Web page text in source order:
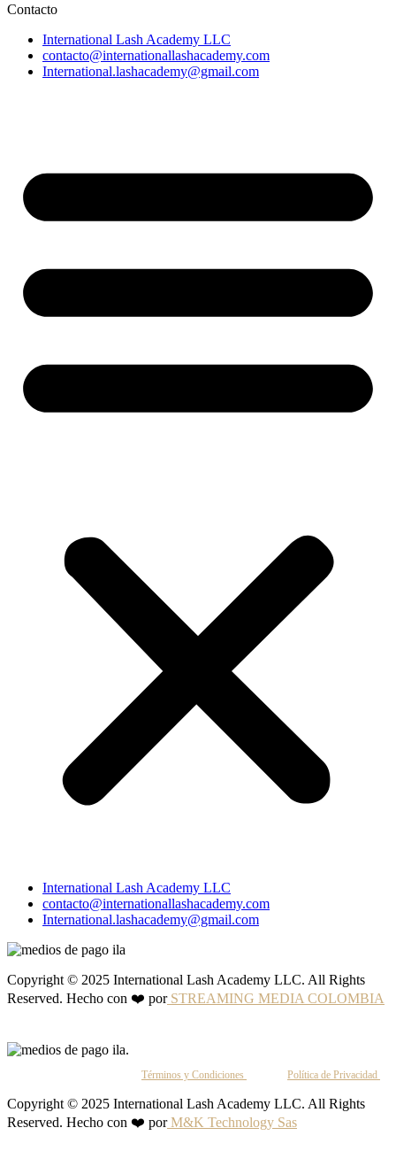
Contacto
International Lash Academy LLC
contacto@internationallashacademy.com
International.lashacademy@gmail.com
International Lash Academy LLC
contacto@internationallashacademy.com
International.lashacademy@gmail.com
Copyright © 2025 International Lash Academy LLC. All Rights
Reserved. Hecho con ❤️ porSTREAMING MEDIA COLOMBIA
Términos y Condiciones Política de Privacidad
Copyright © 2025 International Lash Academy LLC. All Rights
Reserved. Hecho con ❤️ porM&K Technology Sas